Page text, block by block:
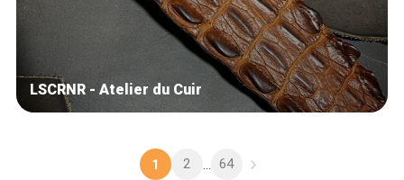
LSCRNR - Atelier du Cuir
1 2 ... 64